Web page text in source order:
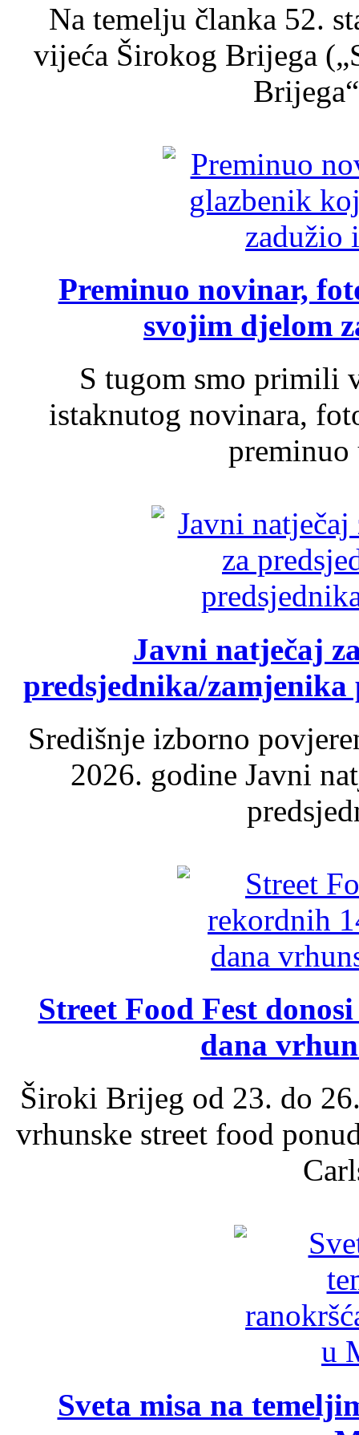
Na temelju članka 52.
vijeća Širokog Brijega
Preminuo novinar,
svojim djelom
S tugom smo primili
istaknutog novinara,
Javni natječaj
predsjednika/
Središnje izborno
2026. godine Javni
Street Food Fest
dana
Široki Brijeg od 23. do
vrhunske street food
Sveta misa na